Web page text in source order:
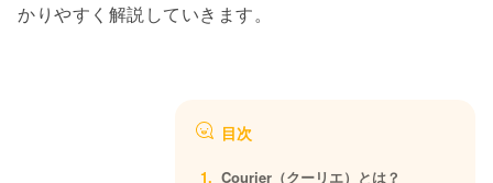
かりやすく解説していきます。
目次
Courier（クーリエ）とは？